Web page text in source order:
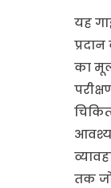
यह
का
तक